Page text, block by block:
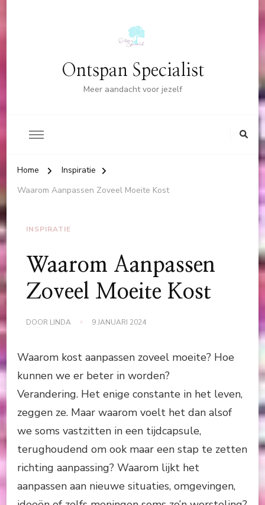
Ontspan Specialist
Meer aandacht voor jezelf
Home
Inspiratie
Waarom Aanpassen Zoveel Moeite Kost
INSPIRATIE
Waarom Aanpassen
Zoveel Moeite Kost
DOOR LINDA 9 JANUARI 2024
Waarom kost aanpassen zoveel moeite? Hoe
kunnen we er beter in worden?
Verandering. Het enige constante in het leven,
zeggen ze. Maar waarom voelt het dan alsof
we soms vastzitten in een tijdcapsule,
terughoudend om ook maar een stap te zetten
richting aanpassing? Waarom lijkt het
aanpassen aan nieuwe situaties, omgevingen,